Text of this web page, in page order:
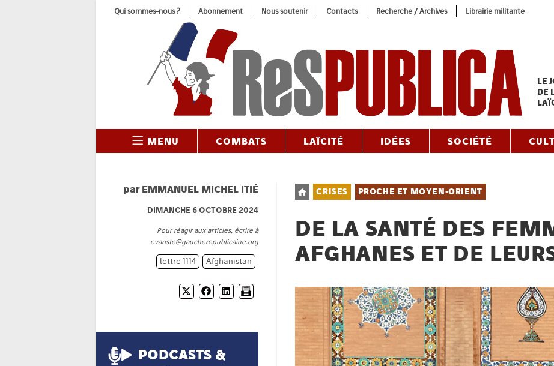
Qui sommes-nous ? Abonnement Nous soutenir Contacts Recherche / Archives Librairie militante
LE
DE
MENU COMBATS LAÏCITÉ IDÉES SOCIÉTÉ
Post
category:
CRISES PROCHE ET MOYEN-ORIENT
DE LA SANTÉ DES
AFGHANES ET DE
par EMMANUEL MICHEL ITIÉ
DIMANCHE 6 OCTOBRE 2024
Pour réagir aux articles, écrire à
evariste@gaucherepublicaine.org
Afghanistan
lettre 1114
PODCASTS &